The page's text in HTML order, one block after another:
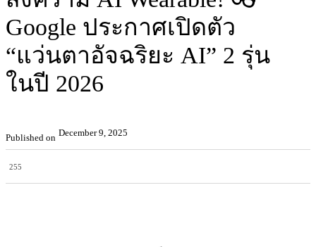
Google ประกาศเปิดตัว
“แว่นตาอัจฉริยะ AI” 2 รุ่น
ในปี 2026
Published on December 9, 2025
255